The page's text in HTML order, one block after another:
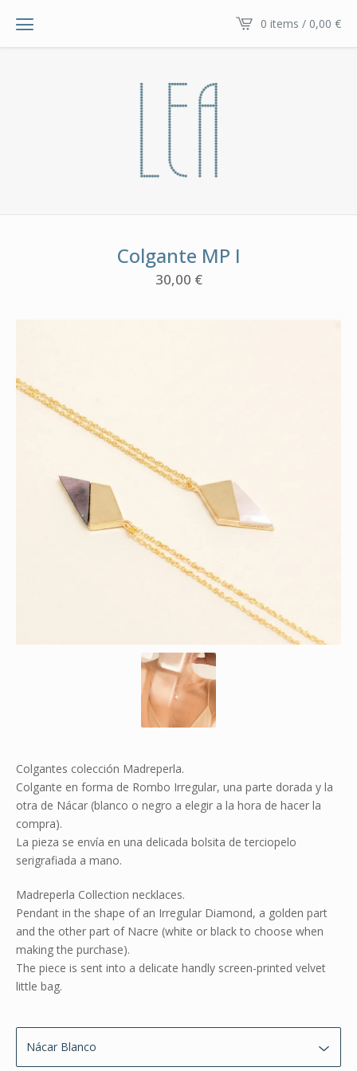
0 items / 0,00 €
Colgante MP I
30,00 €
Colgantes colección Madreperla.
Colgante en forma de Rombo Irregular, una parte dorada y la
otra de Nácar (blanco o negro a elegir a la hora de hacer la
compra).
La pieza se envía en una delicada bolsita de terciopelo
serigrafiada a mano.
Madreperla Collection necklaces.
Pendant in the shape of an Irregular Diamond, a golden part
and the other part of Nacre (white or black to choose when
making the purchase).
The piece is sent into a delicate handly screen-printed velvet
little bag.